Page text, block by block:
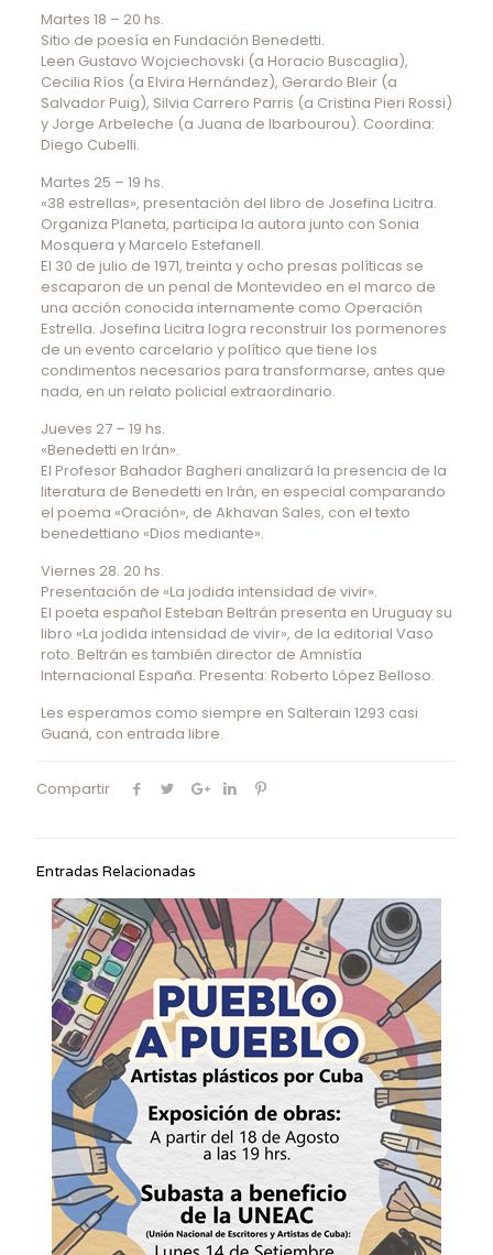
Martes 18 – 20 hs.
Sitio de poesía en Fundación Benedetti.
Leen Gustavo Wojciechovski (a Horacio Buscaglia),
Cecilia Ríos (a Elvira Hernández), Gerardo Bleir (a
Salvador Puig), Silvia Carrero Parris (a Cristina Pieri Rossi)
y Jorge Arbeleche (a Juana de Ibarbourou). Coordina:
Diego Cubelli.
Martes 25 – 19 hs.
«38 estrellas», presentación del libro de Josefina Licitra.
Organiza Planeta, participa la autora junto con Sonia
Mosquera y Marcelo Estefanell.
El 30 de julio de 1971, treinta y ocho presas políticas se
escaparon de un penal de Montevideo en el marco de
una acción conocida internamente como Operación
Estrella. Josefina Licitra logra reconstruir los pormenores
de un evento carcelario y político que tiene los
condimentos necesarios para transformarse, antes que
nada, en un relato policial extraordinario.
Jueves 27 – 19 hs.
«Benedetti en Irán».
El Profesor Bahador Bagheri analizará la presencia de la
literatura de Benedetti en Irán, en especial comparando
el poema «Oración», de Akhavan Sales, con el texto
benedettiano «Dios mediante».
Viernes 28. 20 hs.
Presentación de «La jodida intensidad de vivir».
El poeta español Esteban Beltrán presenta en Uruguay su
libro «La jodida intensidad de vivir», de la editorial Vaso
roto. Beltrán es también director de Amnistía
Internacional España. Presenta: Roberto López Belloso.
Les esperamos como siempre en Salterain 1293 casi
Guaná, con entrada libre.
Compartir
Entradas Relacionadas